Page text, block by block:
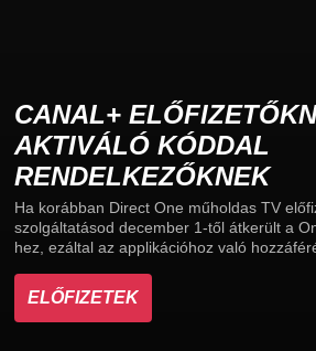
CANAL+
AKTIVÁLÓ KÓDDAL
RENDELKEZŐKNEK
Ha korábban Direct One műholdas TV
szolgáltatásod december 1-től átkerült a
hez, ezáltal az applikációhoz való
ELŐFIZETEK